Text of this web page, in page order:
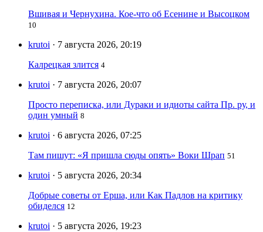
Вшивая и Чернухина. Кое-что об Есенине и Высоцком
10
krutoi · 7 августа 2026, 20:19
Калрецкая злится 4
krutoi · 7 августа 2026, 20:07
Просто переписка, или Дураки и идиоты сайта Пр. ру, и
один умный 8
krutoi · 6 августа 2026, 07:25
Там пишут: «Я пришла сюды опять» Воки Шрап 51
krutoi · 5 августа 2026, 20:34
Добрые советы от Ерша, или Как Падлов на критику
обиделся 12
krutoi · 5 августа 2026, 19:23